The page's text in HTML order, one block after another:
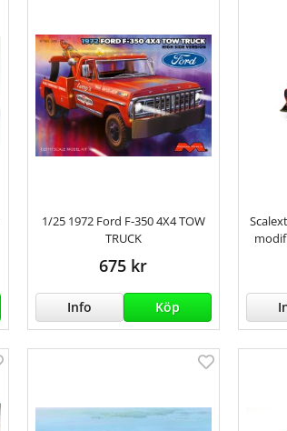
1/25 1972 Ford F-350 4X4 TOW
TRUCK
675 kr
Info Köp